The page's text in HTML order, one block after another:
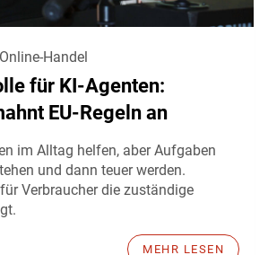
Handel
für KI-Agenten:
EU-Regeln an
im Alltag helfen, aber Aufgaben
und dann teuer werden.
Verbraucher die zuständige
MEHR LESEN